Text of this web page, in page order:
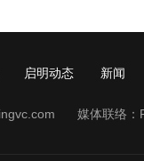
启明动态 新闻
媒体联络：